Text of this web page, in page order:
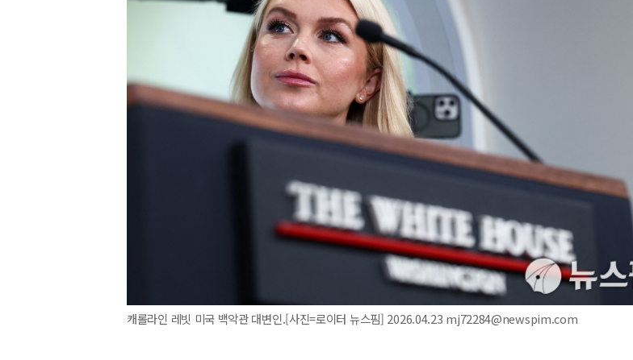
캐롤라인 레빗 미국 백악관 대변인.[사진=로이터 뉴스핌] 2026.04.23 mj72284@newspim.com